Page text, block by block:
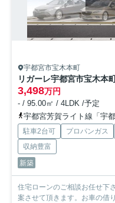
宇都宮市宝木本町
リガーレ宇都宮市宝木本
3,498万円
- / 95.00㎡ / 4LDK /予定
宇都宮芳賀ライト線「宇
駐車2台可 プロパンガス
収納豊富
新築
住宅ローンのご相談お任せ下
案させて頂きます。お車の借